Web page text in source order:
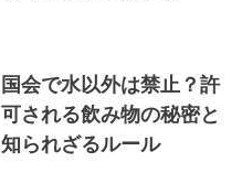
国会で水以外は禁止？許
可される飲み物の秘密と
知られざるルール